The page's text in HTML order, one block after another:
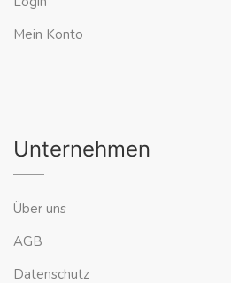
Mein Konto
Unternehmen
Über uns
AGB
Datenschutz